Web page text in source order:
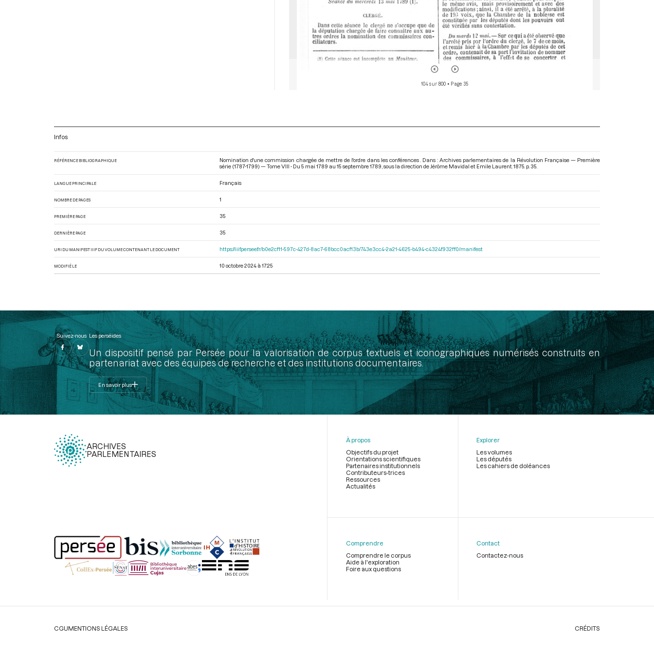
104 sur 800 • Page 35
Infos
RÉFÉRENCE BIBLIOGRAPHIQUE
Nomination d'une commission chargée de mettre de l'ordre dans les conférences . Dans : Archives parlementaires de la Révolution Française — Première
série (1787-1799) — Tome VIII - Du 5 mai 1789 au 15 septembre 1789 , sous la direction de Jérôme Mavidal et Emile Laurent. 1875. p. 35.
LANGUE PRINCIPALE Français
NOMBRE DE PAGES 1
PREMIÈRE PAGE 35
DERNIÈRE PAGE 35
URI DU MANIFEST IIIF DU VOLUME CONTENANT LE DOCUMENT https://iiif.persee.fr/b0e2cf11-597c-427d-8ac7-68bcc0acf13b/743e3cc4-2a21-4625-b494-c4324f932ff0/manifest
MODIFIÉ LE 10 octobre 2024 à 17:25
Suivez-nous Les perséides
Un dispositif pensé par Persée pour la valorisation de corpus textuels et iconographiques numérisés construits en
partenariat avec des équipes de recherche et des institutions documentaires.
En savoir plus
ARCHIVES
PARLEMENTAIRES
page
À propos
Objectifs du projet
Orientations scientifiques
Partenaires institutionnels
Contributeurs-trices
Ressources
Actualités
Explorer
Les volumes
Les députés
Les cahiers de doléances
Comprendre
Comprendre le corpus
Aide à l'exploration
Foire aux questions
Contact
Contactez-nous
Légal
CGUMENTIONS LÉGALES CRÉDITS